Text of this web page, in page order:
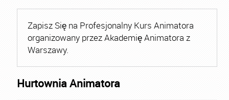
Zapisz Się na Profesjonalny Kurs Animatora
organizowany przez Akademię Animatora z
Warszawy.
Hurtownia Animatora